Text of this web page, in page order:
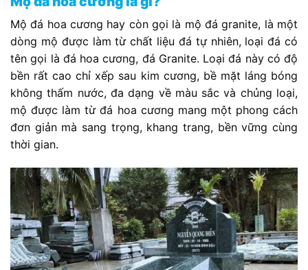
Mộ đá hoa cương hay còn gọi là mộ đá granite, là một
dòng mộ được làm từ chất liệu đá tự nhiên, loại đá có
tên gọi là đá hoa cương, đá Granite. Loại đá này có độ
bền rất cao chỉ xếp sau kim cương, bề mặt láng bóng
không thấm nước, đa dạng về màu sắc và chủng loại,
mộ được làm từ đá hoa cương mang một phong cách
đơn giản mà sang trọng, khang trang, bền vững cùng
thời gian.